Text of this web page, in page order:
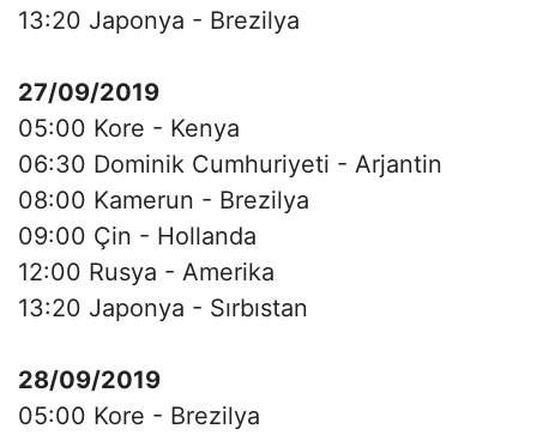
13:20 Japonya - Brezilya
27/09/2019
05:00 Kore - Kenya
06:30 Dominik Cumhuriyeti - Arjantin
08:00 Kamerun - Brezilya
09:00 Çin - Hollanda
12:00 Rusya - Amerika
13:20 Japonya - Sırbıstan
28/09/2019
05:00 Kore - Brezilya